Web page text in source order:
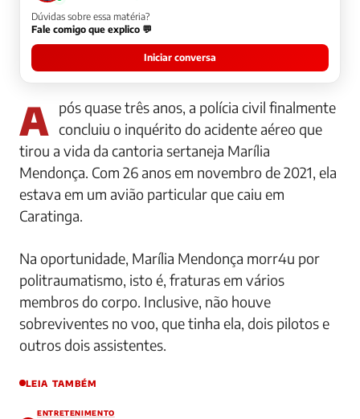
Dúvidas sobre essa matéria?
Fale comigo que explico 💬
Iniciar conversa
Após quase três anos, a polícia civil finalmente concluiu o inquérito do acidente aéreo que
tirou a vida da cantoria sertaneja Marília
Mendonça. Com 26 anos em novembro de 2021, ela
estava em um avião particular que caiu em
Caratinga.
Na oportunidade, Marília Mendonça morr4u por
politraumatismo, isto é, fraturas em vários
membros do corpo. Inclusive, não houve
sobreviventes no voo, que tinha ela, dois pilotos e
outros dois assistentes.
LEIA TAMBÉM
ENTRETENIMENTO